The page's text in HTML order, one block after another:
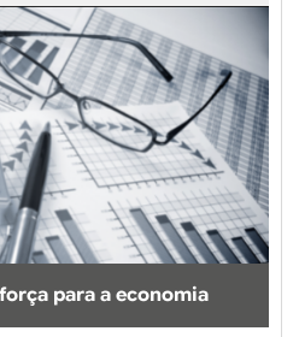
para a economia